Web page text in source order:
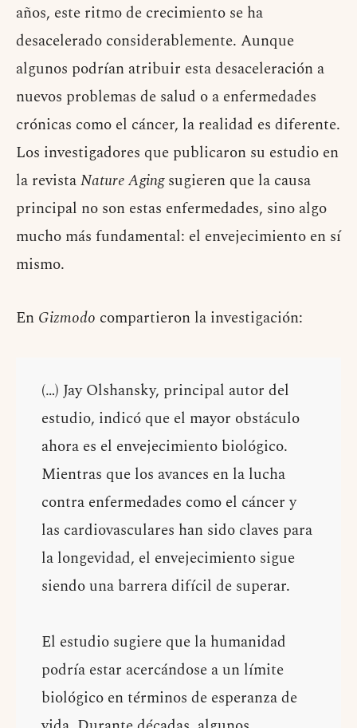
años, este ritmo de crecimiento se ha
desacelerado considerablemente. Aunque
algunos podrían atribuir esta desaceleración a
nuevos problemas de salud o a enfermedades
crónicas como el cáncer, la realidad es diferente.
Los investigadores que publicaron su estudio en
la revistaNature Agingsugieren que la causa
principal no son estas enfermedades, sino algo
mucho más fundamental: el envejecimiento en sí
mismo.
En Gizmodo compartieron la investigación:
(…) Jay Olshansky, principal autor del
estudio, indicó que el mayor obstáculo
ahora es el envejecimiento biológico.
Mientras que los avances en la lucha
contra enfermedades como el cáncer y
las cardiovasculares han sido claves para
la longevidad, el envejecimiento sigue
siendo una barrera difícil de superar.
El estudio sugiere que la humanidad
podría estar acercándose a un límite
biológico en términos de esperanza de